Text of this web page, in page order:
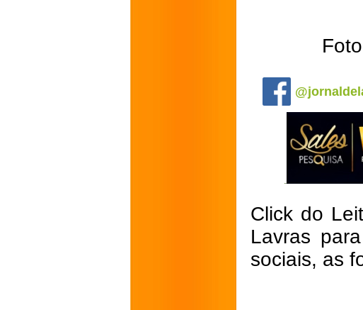
Click do
Lavras
sociais, as